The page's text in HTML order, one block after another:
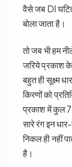
वैसे जब DI
बोला जाता है।
तो जब भी हम
जरिये प्रकाश
बहुत ही सूक्ष्म
किरणों को
प्रकाश में कुल 7
सारे रंग इन
निकल ही नहीं
है।